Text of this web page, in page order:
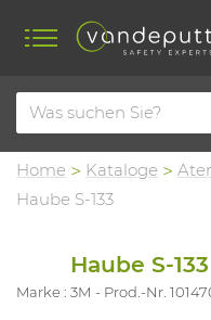
Home Kataloge
Haube S-133
Haube S-133
Marke : 3M Prod.-Nr.